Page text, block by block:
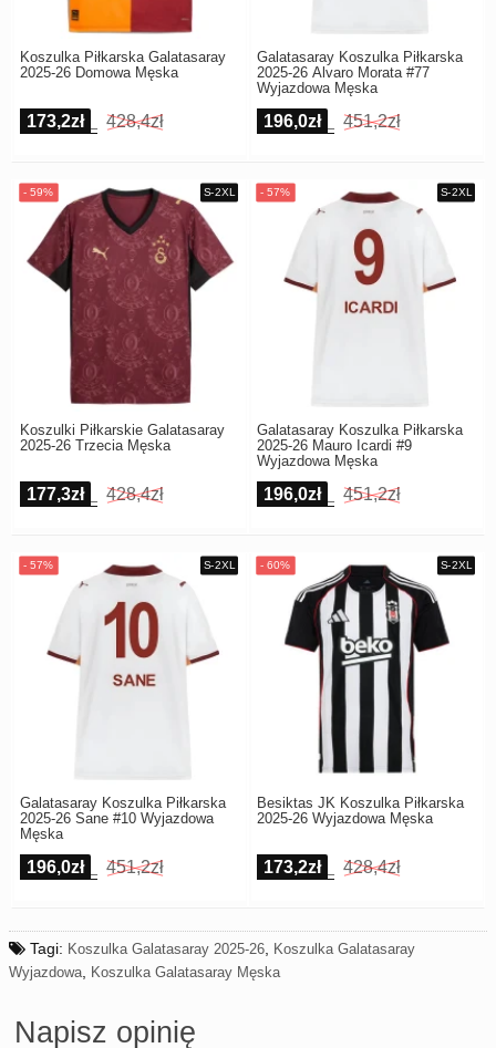
Koszulka Piłkarska Galatasaray
2025-26 Domowa Męska
173,2zł 428,4zł
Galatasaray Koszulka Piłkarska
2025-26 Alvaro Morata #77
Wyjazdowa Męska
196,0zł 451,2zł
Koszulki Piłkarskie Galatasaray
2025-26 Trzecia Męska
177,3zł 428,4zł
Galatasaray Koszulka Piłkarska
2025-26 Mauro Icardi #9
Wyjazdowa Męska
196,0zł 451,2zł
Galatasaray Koszulka Piłkarska
2025-26 Sane #10 Wyjazdowa
Męska
196,0zł 451,2zł
Besiktas JK Koszulka Piłkarska
2025-26 Wyjazdowa Męska
173,2zł 428,4zł
Tagi: Koszulka Galatasaray 2025-26, Koszulka Galatasaray
Wyjazdowa, Koszulka Galatasaray Męska
Napisz opinię